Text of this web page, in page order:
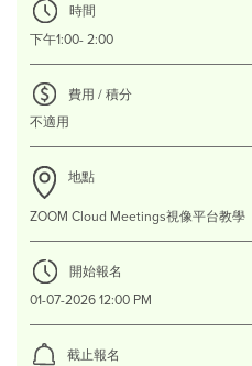
時間
下午1:00- 2:00
費用 / 積分
不適用
地點
ZOOM Cloud Meetings視像平台教學
開始報名
01-07-2026 12:00 PM
截止報名